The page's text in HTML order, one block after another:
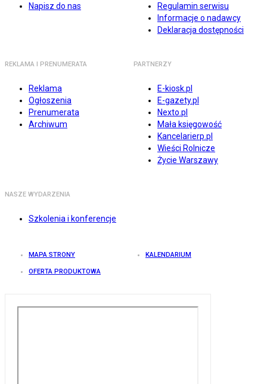
Napisz do nas
Regulamin serwisu
Informacje o nadawcy
Deklaracja dostępności
REKLAMA I PRENUMERATA
Reklama
Ogłoszenia
Prenumerata
Archiwum
PARTNERZY
E-kiosk.pl
E-gazety.pl
Nexto.pl
Mała księgowość
Kancelarierp.pl
Wieści Rolnicze
Życie Warszawy
NASZE WYDARZENIA
Szkolenia i konferencje
MAPA STRONY KALENDARIUM
OFERTA PRODUKTOWA